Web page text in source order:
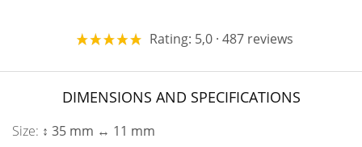
Rating: 5,0 · 487 reviews
DIMENSIONS AND SPECIFICATIONS
Size: ↕ 35 mm ↔ 11 mm